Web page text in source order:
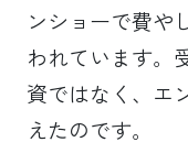
ンショーで費や
われています。
資ではなく、エ
えたのです。